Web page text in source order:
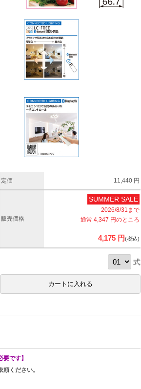
定価 11,440 円
販売価格
SUMMER SALE
2026/8/31まで
通常 4,347 円のところ
4,175 円(税込)
式
です】
ください。